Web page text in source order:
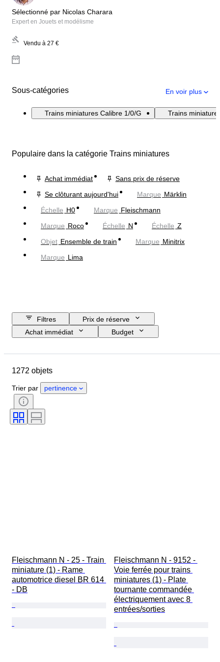
Sélectionné par Nicolas Charara
Expert en Jouets et modélisme
Vendu à 27 €
Sous-catégories En voir plus
Trains miniatures Calibre 1/0/G Trains
Populaire dans la catégorie Trains miniatures
Achat immédiat
Sans prix de réserve
Se clôturant aujourd'hui
Marque Märklin
Échelle H0 Marque Fleischmann
Marque Roco Échelle N Échelle Z
Objet Ensemble de train Marque Minitrix
Marque Lima
Filtres
Prix de réserve
Achat immédiat
Budget
Pays d’origine
Suppléments
Couleur
Commande
Compagnie ferroviaire
1272 objets
Trier par pertinence
Fleischmann N - 25 - Train
miniature (1) - Rame
automotrice diesel BR 614
- DB
Fleischmann N - 9152 -
Voie ferrée pour trains
miniatures (1) - Plate
tournante commandée
électriquement avec 8
entrées/sorties